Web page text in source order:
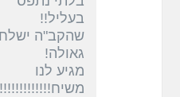
בעליל!!
שהקב"ה
גאולה!
מגיע לנו